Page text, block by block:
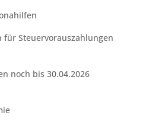
Steuervorauszahlungen
noch bis 30.04.2026